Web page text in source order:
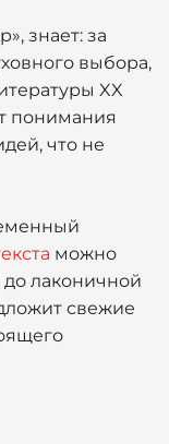
знает: за
выбора,
XX
понимания
что не
можно
лаконичной
свежие